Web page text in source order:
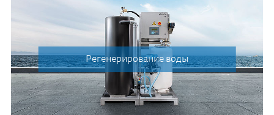
Регенерирование воды